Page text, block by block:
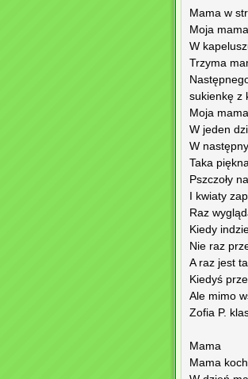
Mama w
Moja
W
Trzyma
sukienkę z
Moja
W jeden
W
Taka
Pszczoły
I kwiaty
Raz
Kiedy
Nie raz
A raz jest
Kiedyś
Ale mimo
Zofia P.
Mama
Mama